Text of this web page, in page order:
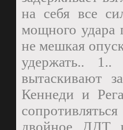
на себя все
мощного удара
не мешкая
удержать..
вытаскивают
Кеннеди и
двойное ДДТ